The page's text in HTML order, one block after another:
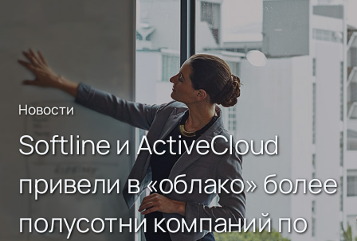
Новости
Softline и ActiveCloud
привели в «облако» более
полусотни компаний по